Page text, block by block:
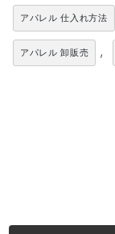
アパレル 仕入れ方法
アパレル 卸販売 ,